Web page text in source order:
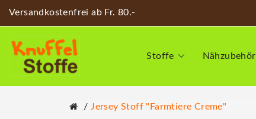
Versandkostenfrei ab Fr. 80.-
Stoffe Nähzubehör
Jersey Stoff "Farmtiere Creme"